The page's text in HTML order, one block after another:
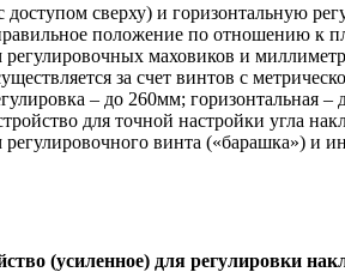
доступом сверху) и горизонтальную
положение по отношению к
регулировочных маховиков и
за счет винтов с
– до 260мм; горизонтальная –
для точной настройки угла
регулировочного винта («барашка») и
(усиленное) для регулировки